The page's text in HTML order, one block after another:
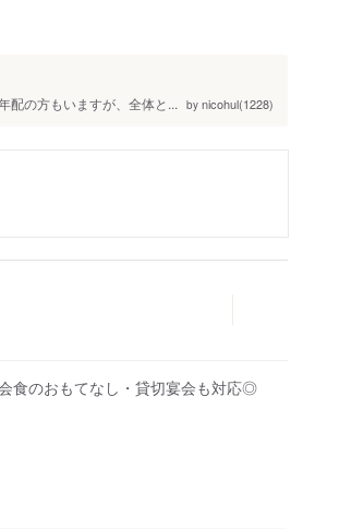
配の方もいますが、全体と... by nicohul(1228)
食のおもてなし・貸切宴会も対応◎